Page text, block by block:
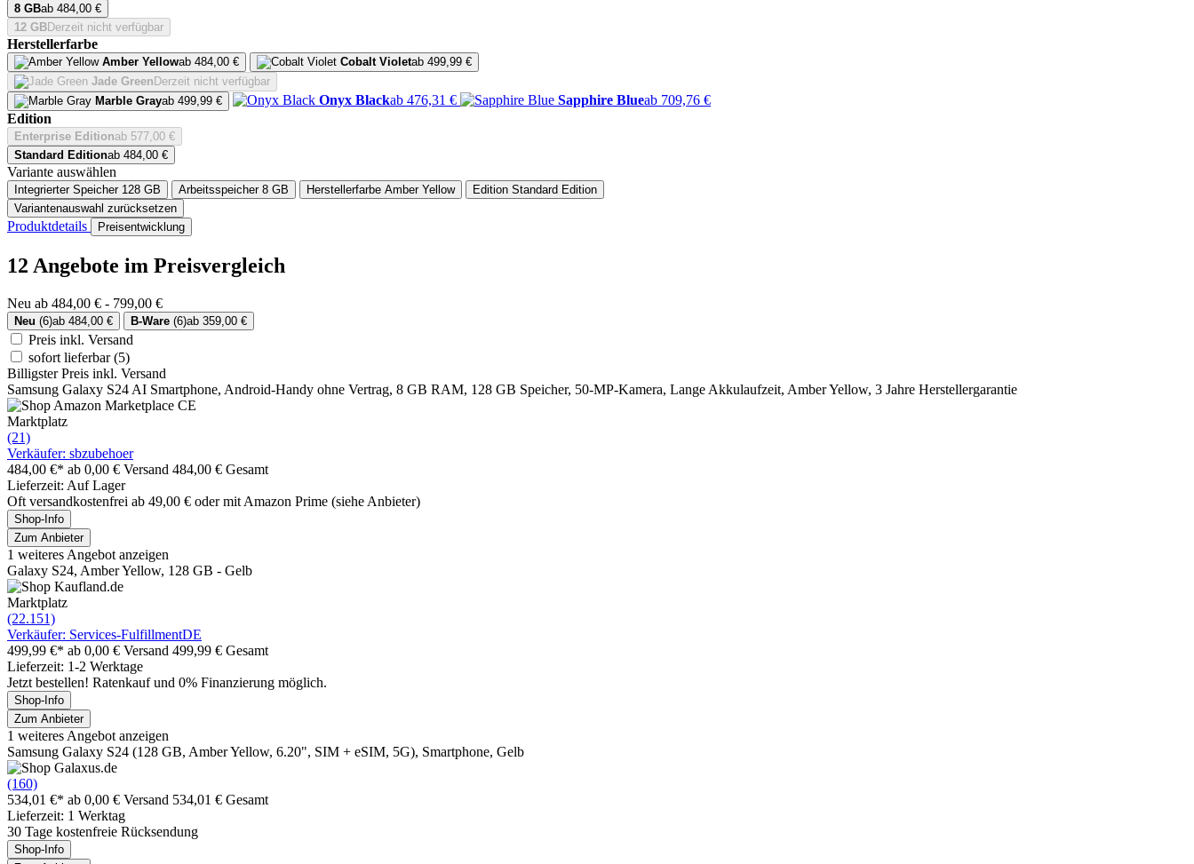
8 GBab 484,00 €
12 GBDerzeit nicht verfügbar
Herstellerfarbe
Amber Yellowab 484,00 € Cobalt Violetab 499,99 €
Jade Green Derzeit nicht verfügbar
Marble Grayab 499,99 € Onyx Blackab 476,31 € Sapphire Blueab 709,76 €
Edition
Enterprise Editionab 577,00 €
Standard Editionab 484,00 €
Variante auswählen
Integrierter Speicher 128 GB Arbeitsspeicher 8 GB Herstellerfarbe Amber Yellow Edition Standard Edition
Variantenauswahl zurücksetzen
Produktdetails Preisentwicklung
12 Angebote im Preisvergleich
Neu ab 484,00 € - 799,00 €
Neu (6)ab 484,00 € B-Ware (6)ab 359,00 €
Preis inkl. Versand
sofort lieferbar(5)
Billigster Preis inkl. Versand
Samsung Galaxy S24 AI Smartphone, Android-Handy ohne Vertrag, 8 GB RAM, 128 GB Speicher, 50-MP-Kamera, Lange Akkulaufzeit, Amber Yellow, 3 Jahre Herstellergarantie
Marktplatz
(21)
Verkäufer: sbzubehoer
484,00 €* ab 0,00 € Versand 484,00 € Gesamt
Lieferzeit: Auf Lager
Oft versandkostenfrei ab 49,00 € oder mit Amazon Prime (siehe Anbieter)
Shop-Info
Zum Anbieter
1 weiteres Angebot anzeigen
Galaxy S24, Amber Yellow, 128 GB - Gelb
Marktplatz
(22.151)
Verkäufer: Services-FulfillmentDE
499,99 €* ab 0,00 € Versand 499,99 € Gesamt
Lieferzeit: 1-2 Werktage
Jetzt bestellen! Ratenkauf und 0% Finanzierung möglich.
Shop-Info
Zum Anbieter
1 weiteres Angebot anzeigen
Samsung Galaxy S24 (128 GB, Amber Yellow, 6.20", SIM + eSIM, 5G), Smartphone, Gelb
(160)
534,01 €* ab 0,00 € Versand 534,01 € Gesamt
Lieferzeit: 1 Werktag
30 Tage kostenfreie Rücksendung
Shop-Info